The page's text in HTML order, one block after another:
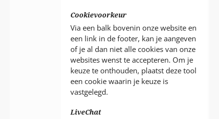
Cookievoorkeur
Via een balk bovenin onze website en
een link in de footer, kan je aangeven
of je al dan niet alle cookies van onze
websites wenst te accepteren. Om je
keuze te onthouden, plaatst deze tool
een cookie waarin je keuze is
vastgelegd.
LiveChat